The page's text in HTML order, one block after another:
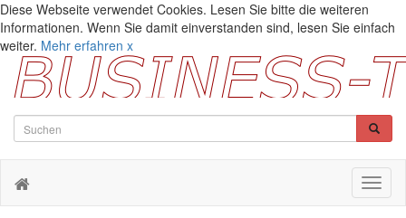
Diese Webseite verwendet Cookies. Lesen Sie bitte die weiteren
Informationen. Wenn Sie damit einverstanden sind, lesen Sie einfach
weiter. Mehr erfahren x